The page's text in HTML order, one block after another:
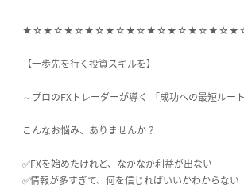
【一歩先を行く投資スキルを】
～プロのFXトレーダーが導く 「成功への最短ルー
こんなお悩み、ありませんか？
✅FXを始めたけれど、なかなか利益が出ない
✅情報が多すぎて、何を信じればいいかわからない